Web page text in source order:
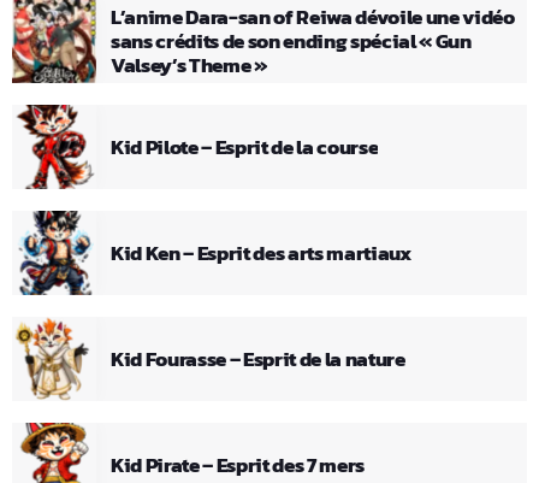
L’anime Dara-san of Reiwa dévoile une vidéo
sans crédits de son ending spécial « Gun
Valsey’s Theme »
Kid Pilote – Esprit de la course
Kid Ken – Esprit des arts martiaux
Kid Fourasse – Esprit de la nature
Kid Pirate – Esprit des 7 mers